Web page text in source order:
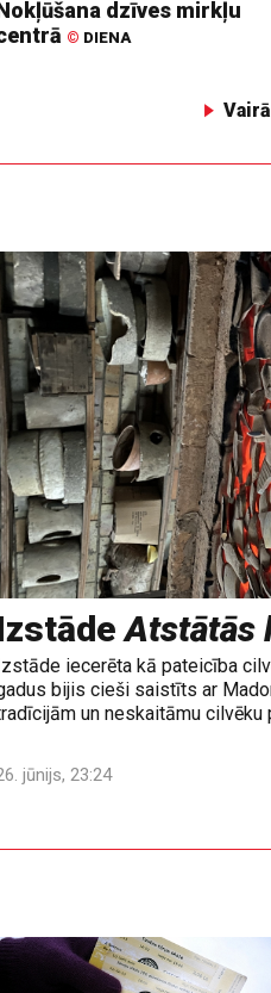
dzīves mirkļu
© DIENA
Atstātās
iecerēta kā pateicība
bijis cieši saistīts ar
un neskaitāmu cilvēku
jūnijs, 23:24